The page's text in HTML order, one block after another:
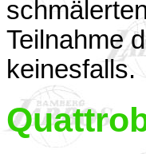
Teilnahme
keinesfalls.